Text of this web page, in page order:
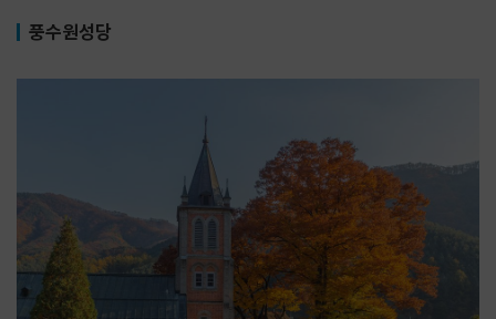
풍수원성당